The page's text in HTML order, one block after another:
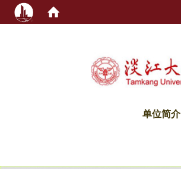
单位简介